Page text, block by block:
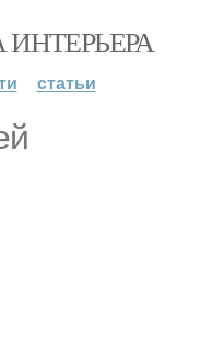
статьи